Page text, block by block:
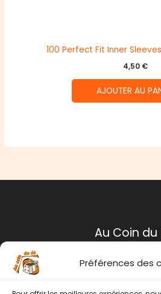
Préférences des
100 Perfect Fit Inner
4,50 €
AJOUTER AU
Au Coin du
Conditions générales